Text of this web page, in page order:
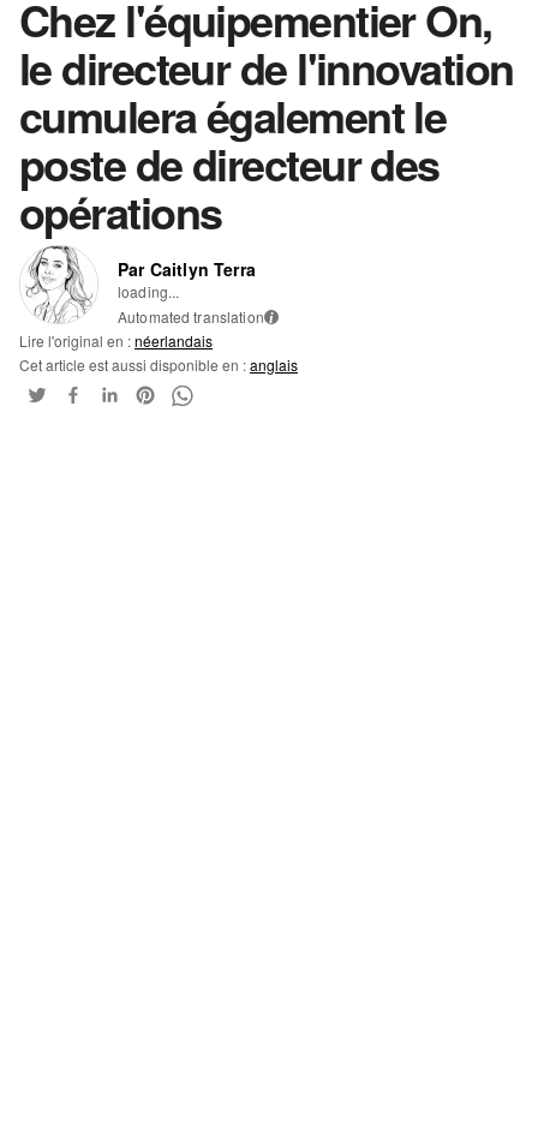
Chez l'équipementier On,
le directeur de l'innovation
cumulera également le
poste de directeur des
opérations
Par Caitlyn Terra
loading...
Automated translation i
Lire l'original en :néerlandais
Cet article est aussi disponible en :anglais